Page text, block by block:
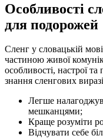
Особливості
для подорожей
Сленг у словацькій
частиною живої
особливості, настрої
знання сленгових
Легше
мешканцями;
Краще розуміти
Відчувати себе